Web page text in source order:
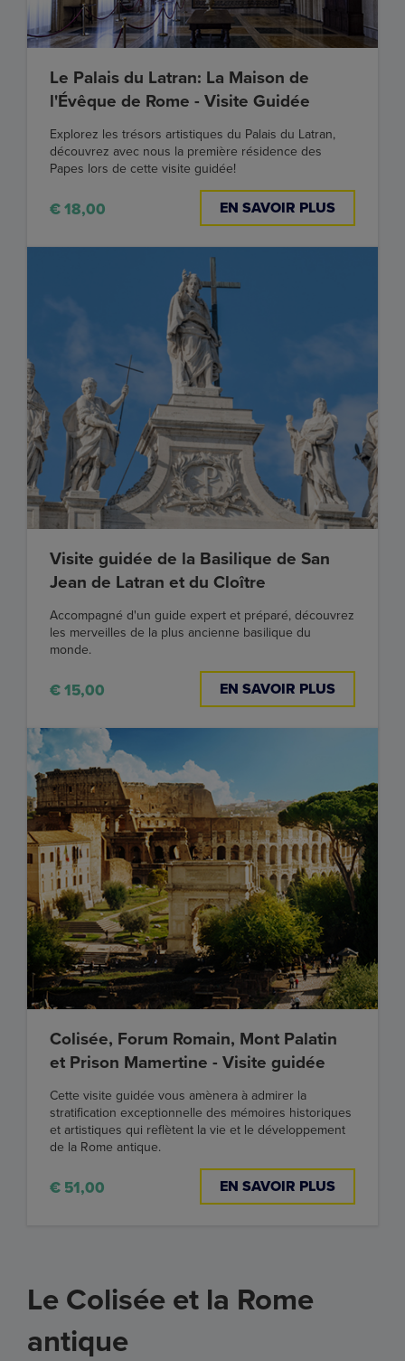
Le Palais du Latran: La Maison de
l'Évêque de Rome - Visite Guidée
Explorez les trésors artistiques du Palais du Latran,
découvrez avec nous la première résidence des
Papes lors de cette visite guidée!
€ 18,00 EN SAVOIR PLUS
Visite guidée de la Basilique de San
Jean de Latran et du Cloître
Accompagné d'un guide expert et préparé, découvrez
les merveilles de la plus ancienne basilique du
monde.
€ 15,00 EN SAVOIR PLUS
Colisée, Forum Romain, Mont Palatin
et Prison Mamertine - Visite guidée
Cette visite guidée vous amènera à admirer la
stratification exceptionnelle des mémoires historiques
et artistiques qui reflètent la vie et le développement
de la Rome antique.
€ 51,00 EN SAVOIR PLUS
Le Colisée et la Rome
antique